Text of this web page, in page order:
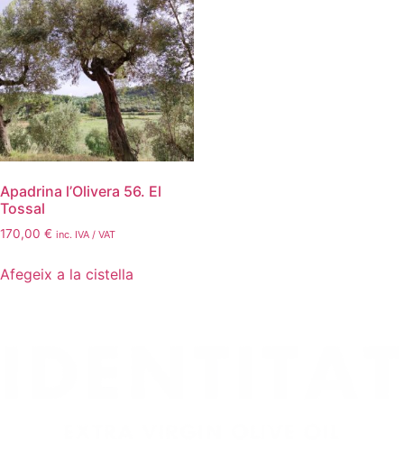
Apadrina l’Olivera 56. El
Tossal
170,00 € inc. IVA / VAT
Afegeix a la cistella